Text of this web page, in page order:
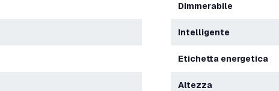
Dimmerabile
Intelligente
Etichetta energetica
Altezza